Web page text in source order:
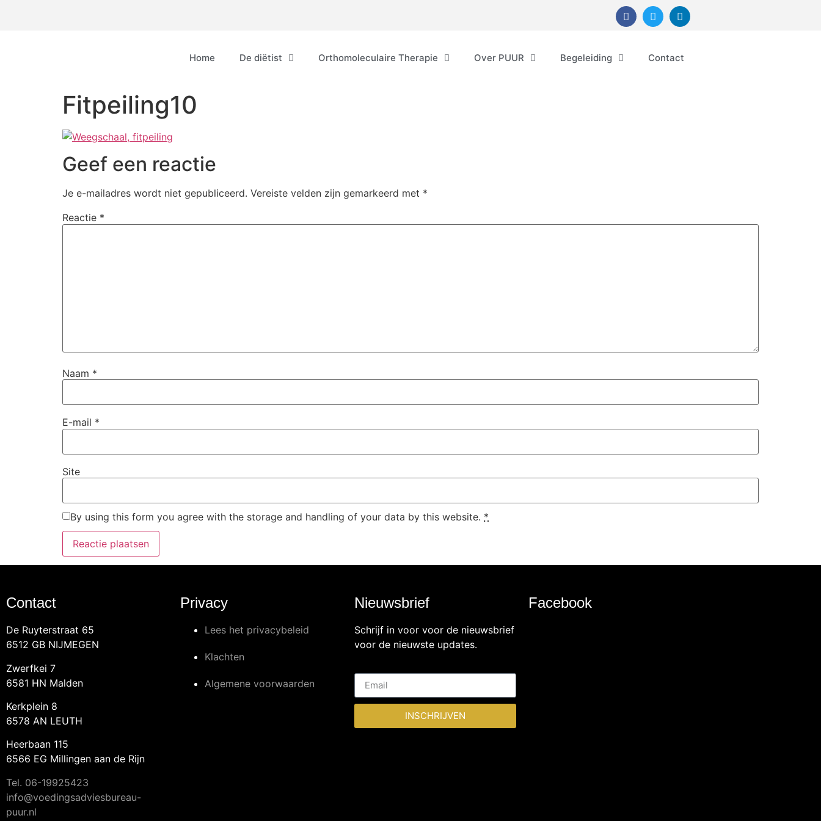
Home De diëtist Orthomoleculaire Therapie Over PUUR Begeleiding Contact
Fitpeiling10
Geef een reactie
Je e-mailadres wordt niet gepubliceerd. Vereiste velden zijn gemarkeerd met *
Reactie *
Naam *
E-mail *
Site
By using this form you agree with the storage and handling of your data by this website. *
Contact
De Ruyterstraat 65
6512 GB NIJMEGEN
Zwerfkei 7
6581 HN Malden
Kerkplein 8
6578 AN LEUTH
Heerbaan 115
6566 EG Millingen aan de Rijn
Tel. 06-19925423
info@voedingsadviesbureau-
puur.nl
Privacy
Lees het privacybeleid
Klachten
Algemene voorwaarden
Nieuwsbrief
Schrijf in voor voor de nieuwsbrief
voor de nieuwste updates.
INSCHRIJVEN
Facebook